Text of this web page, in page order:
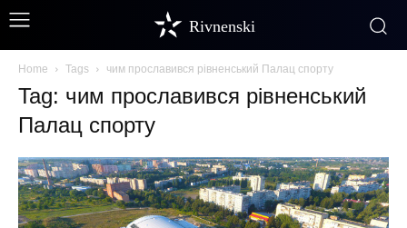
Rivnenski
Home Tags чим прославився рівненський Палац спорту
Tag: чим прославився рівненський
Палац спорту